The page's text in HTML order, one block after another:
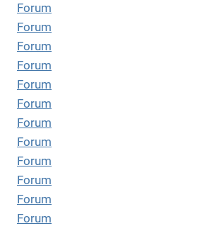
Forum
Forum
Forum
Forum
Forum
Forum
Forum
Forum
Forum
Forum
Forum
Forum